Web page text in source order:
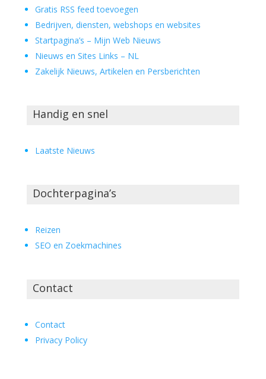
Gratis RSS feed toevoegen
Bedrijven, diensten, webshops en websites
Startpagina’s – Mijn Web Nieuws
Nieuws en Sites Links – NL
Zakelijk Nieuws, Artikelen en Persberichten
Handig en snel
Laatste Nieuws
Dochterpagina’s
Reizen
SEO en Zoekmachines
Contact
Contact
Privacy Policy